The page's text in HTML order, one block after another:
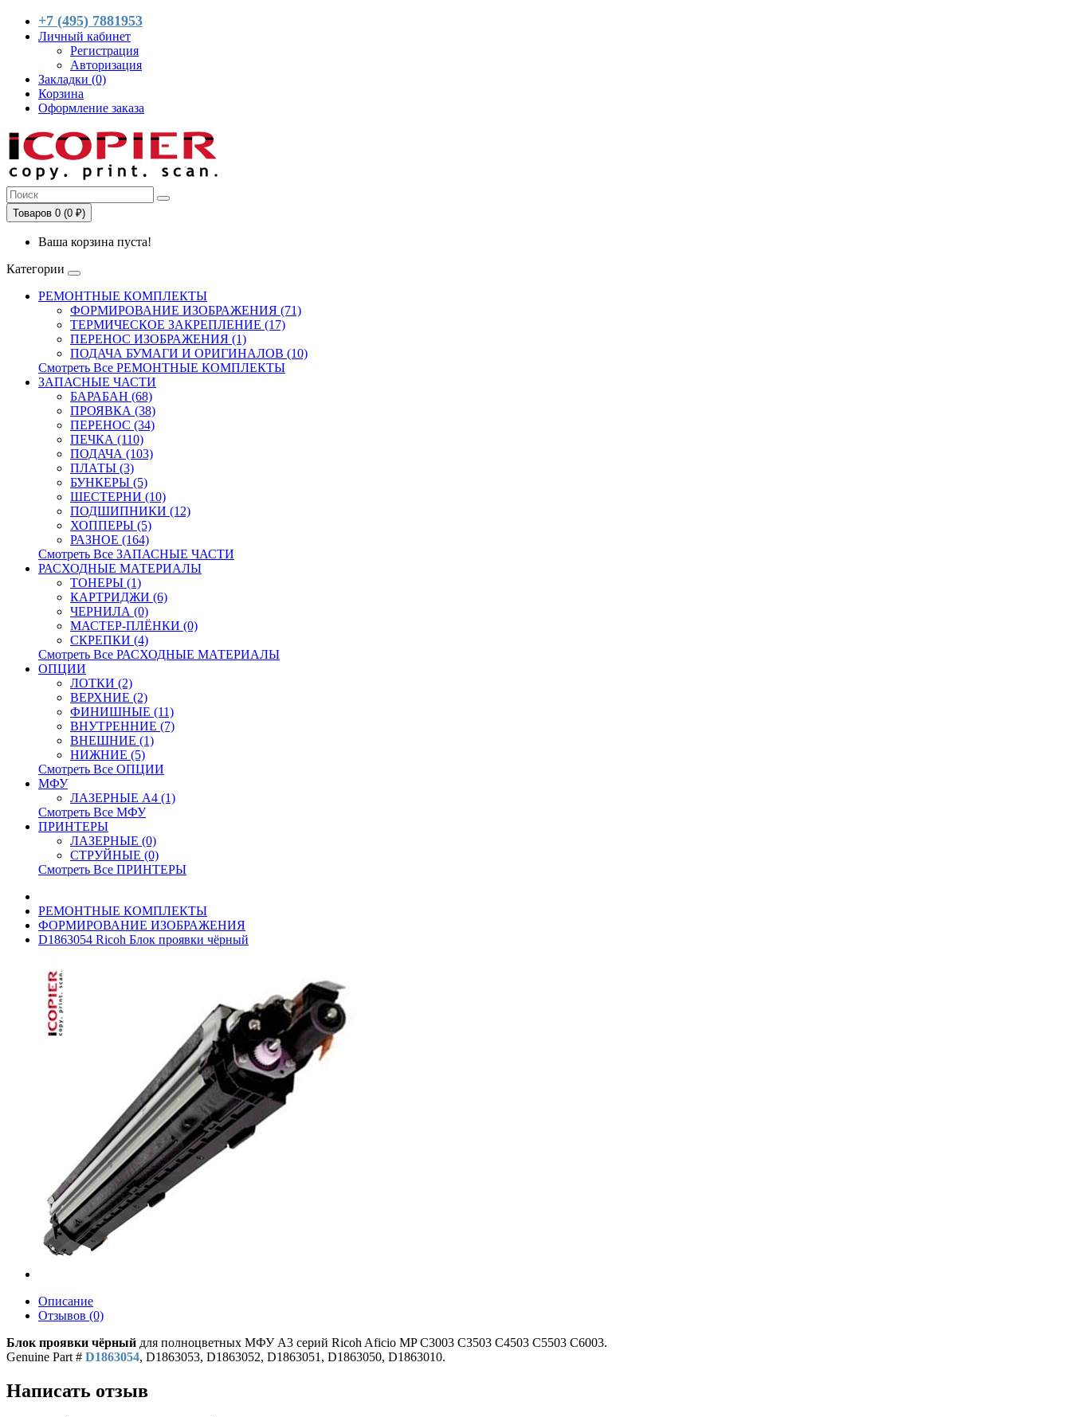
+7 (495) 7881953
Личный кабинет
Регистрация
Авторизация
Закладки (0)
Корзина
Оформление заказа
Товаров 0 (0 ₽)
Ваша корзина пуста!
Категории
РЕМОНТНЫЕ КОМПЛЕКТЫ
ФОРМИРОВАНИЕ ИЗОБРАЖЕНИЯ (71)
ТЕРМИЧЕСКОЕ ЗАКРЕПЛЕНИЕ (17)
ПЕРЕНОС ИЗОБРАЖЕНИЯ (1)
ПОДАЧА БУМАГИ И ОРИГИНАЛОВ (10)
Смотреть Все РЕМОНТНЫЕ КОМПЛЕКТЫ
ЗАПАСНЫЕ ЧАСТИ
БАРАБАН (68)
ПРОЯВКА (38)
ПЕРЕНОС (34)
ПЕЧКА (110)
ПОДАЧА (103)
ПЛАТЫ (3)
БУНКЕРЫ (5)
ШЕСТЕРНИ (10)
ПОДШИПНИКИ (12)
ХОППЕРЫ (5)
РАЗНОЕ (164)
Смотреть Все ЗАПАСНЫЕ ЧАСТИ
РАСХОДНЫЕ МАТЕРИАЛЫ
ТОНЕРЫ (1)
КАРТРИДЖИ (6)
ЧЕРНИЛА (0)
МАСТЕР-ПЛЁНКИ (0)
СКРЕПКИ (4)
Смотреть Все РАСХОДНЫЕ МАТЕРИАЛЫ
ОПЦИИ
ЛОТКИ (2)
ВЕРХНИЕ (2)
ФИНИШНЫЕ (11)
ВНУТРЕННИЕ (7)
ВНЕШНИЕ (1)
НИЖНИЕ (5)
Смотреть Все ОПЦИИ
МФУ
ЛАЗЕРНЫЕ A4 (1)
Смотреть Все МФУ
ПРИНТЕРЫ
ЛАЗЕРНЫЕ (0)
СТРУЙНЫЕ (0)
Смотреть Все ПРИНТЕРЫ
РЕМОНТНЫЕ КОМПЛЕКТЫ
ФОРМИРОВАНИЕ ИЗОБРАЖЕНИЯ
D1863054 Ricoh Блок проявки чёрный
Описание
Отзывов (0)
Блок проявки чёрный для полноцветных МФУ A3 серий Ricoh Aficio MP C3003 C3503 C4503 C5503 C6003.
Genuine Part # D1863054, D1863053, D1863052, D1863051, D1863050, D1863010.
Написать отзыв